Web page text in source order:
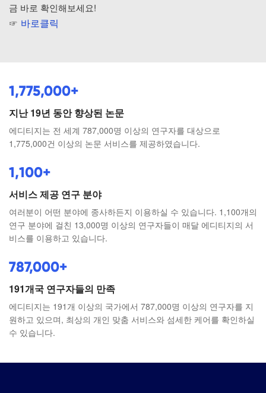
금 바로 확인해보세요!
☞ 바로클릭
1,775,000+
지난 19년 동안 향상된 논문
에디티지는 전 세계 787,000명 이상의 연구자를 대상으로
1,775,000건 이상의 논문 서비스를 제공하였습니다.
1,100+
서비스 제공 연구 분야
여러분이 어떤 분야에 종사하든지 이용하실 수 있습니다. 1,100개의
연구 분야에 걸친 13,000명 이상의 연구자들이 매달 에디티지의 서
비스를 이용하고 있습니다.
787,000+
191개국 연구자들의 만족
에디티지는 191개 이상의 국가에서 787,000명 이상의 연구자를 지
원하고 있으며, 최상의 개인 맞춤 서비스와 섬세한 케어를 확인하실
수 있습니다.